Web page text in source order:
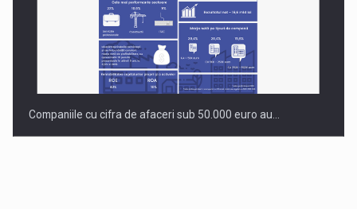
Companiile cu cifra de afaceri sub 50.000 euro au…